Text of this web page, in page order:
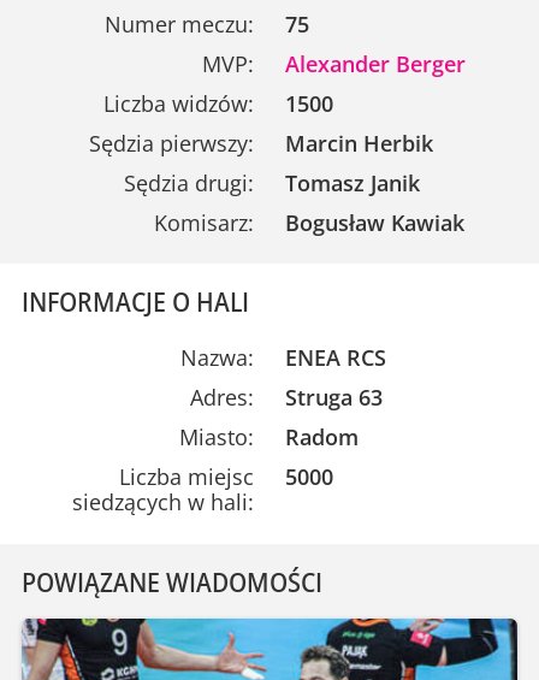
Numer meczu:
75
MVP:
Alexander Berger
Liczba widzów:
1500
Sędzia pierwszy:
Marcin Herbik
Sędzia drugi:
Tomasz Janik
Komisarz:
Bogusław Kawiak
INFORMACJE O HALI
Nazwa:
ENEA RCS
Adres:
Struga 63
Miasto:
Radom
Liczba miejsc
siedzących w hali:
5000
POWIĄZANE WIADOMOŚCI